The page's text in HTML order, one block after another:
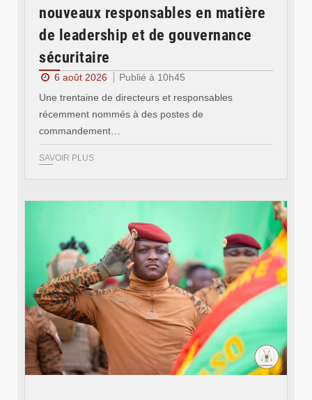
nouveaux responsables en matière
de leadership et de gouvernance
sécuritaire
6 août 2026
Publié à 10h45
Une trentaine de directeurs et responsables
récemment nommés à des postes de
commandement…
SAVOIR PLUS